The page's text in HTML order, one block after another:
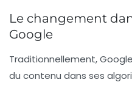
Le changement
Google
Traditionnellement,
du contenu dans ses